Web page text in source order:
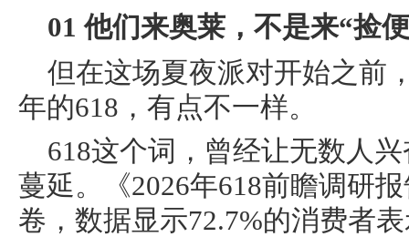
01 他们来奥莱，不是来“捡
但在这场夏夜派对开始之
年的618，有点不一样。
618这个词，曾经让无数人
蔓延。《2026年618前瞻调研
卷，数据显示72.7%的消费者